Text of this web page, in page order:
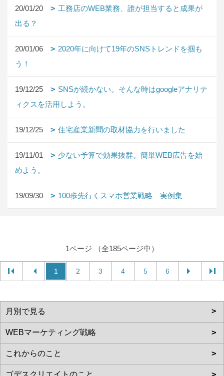
20/01/20
工務店のWEB業務、誰が担当すると成果が
出る？
20/01/06
2020年に向けて19年のSNSトレンドを掴も
う！
19/12/25
SNSが続かない。そんな時はgoogleアナリテ
ィクスを活用しよう。
19/12/25 住宅産業新聞の取材協力を行いました
19/11/01
少ない予算で効果抜群。簡単WEB広告を始
めよう。
19/09/30 100歩先行くスマホ営業戦略 実例集
1ページ （全185ページ中）
1 2 3 4 5 6